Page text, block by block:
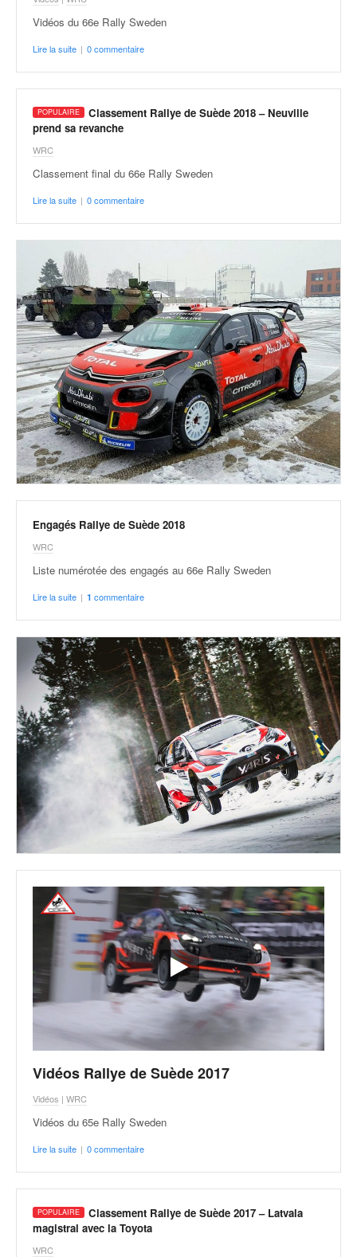
Vidéos du 66e Rally Sweden
Lire la suite | 0 commentaire
Classement Rallye de Suède 2018 – Neuville
prend sa revanche
WRC
Classement final du 66e Rally Sweden
Lire la suite | 0 commentaire
Engagés Rallye de Suède 2018
WRC
Liste numérotée des engagés au 66e Rally Sweden
Lire la suite | 1 commentaire
Vidéos Rallye de Suède 2017
Vidéos | WRC
Vidéos du 65e Rally Sweden
Lire la suite | 0 commentaire
Classement Rallye de Suède 2017 – Latvala
magistral avec la Toyota
WRC